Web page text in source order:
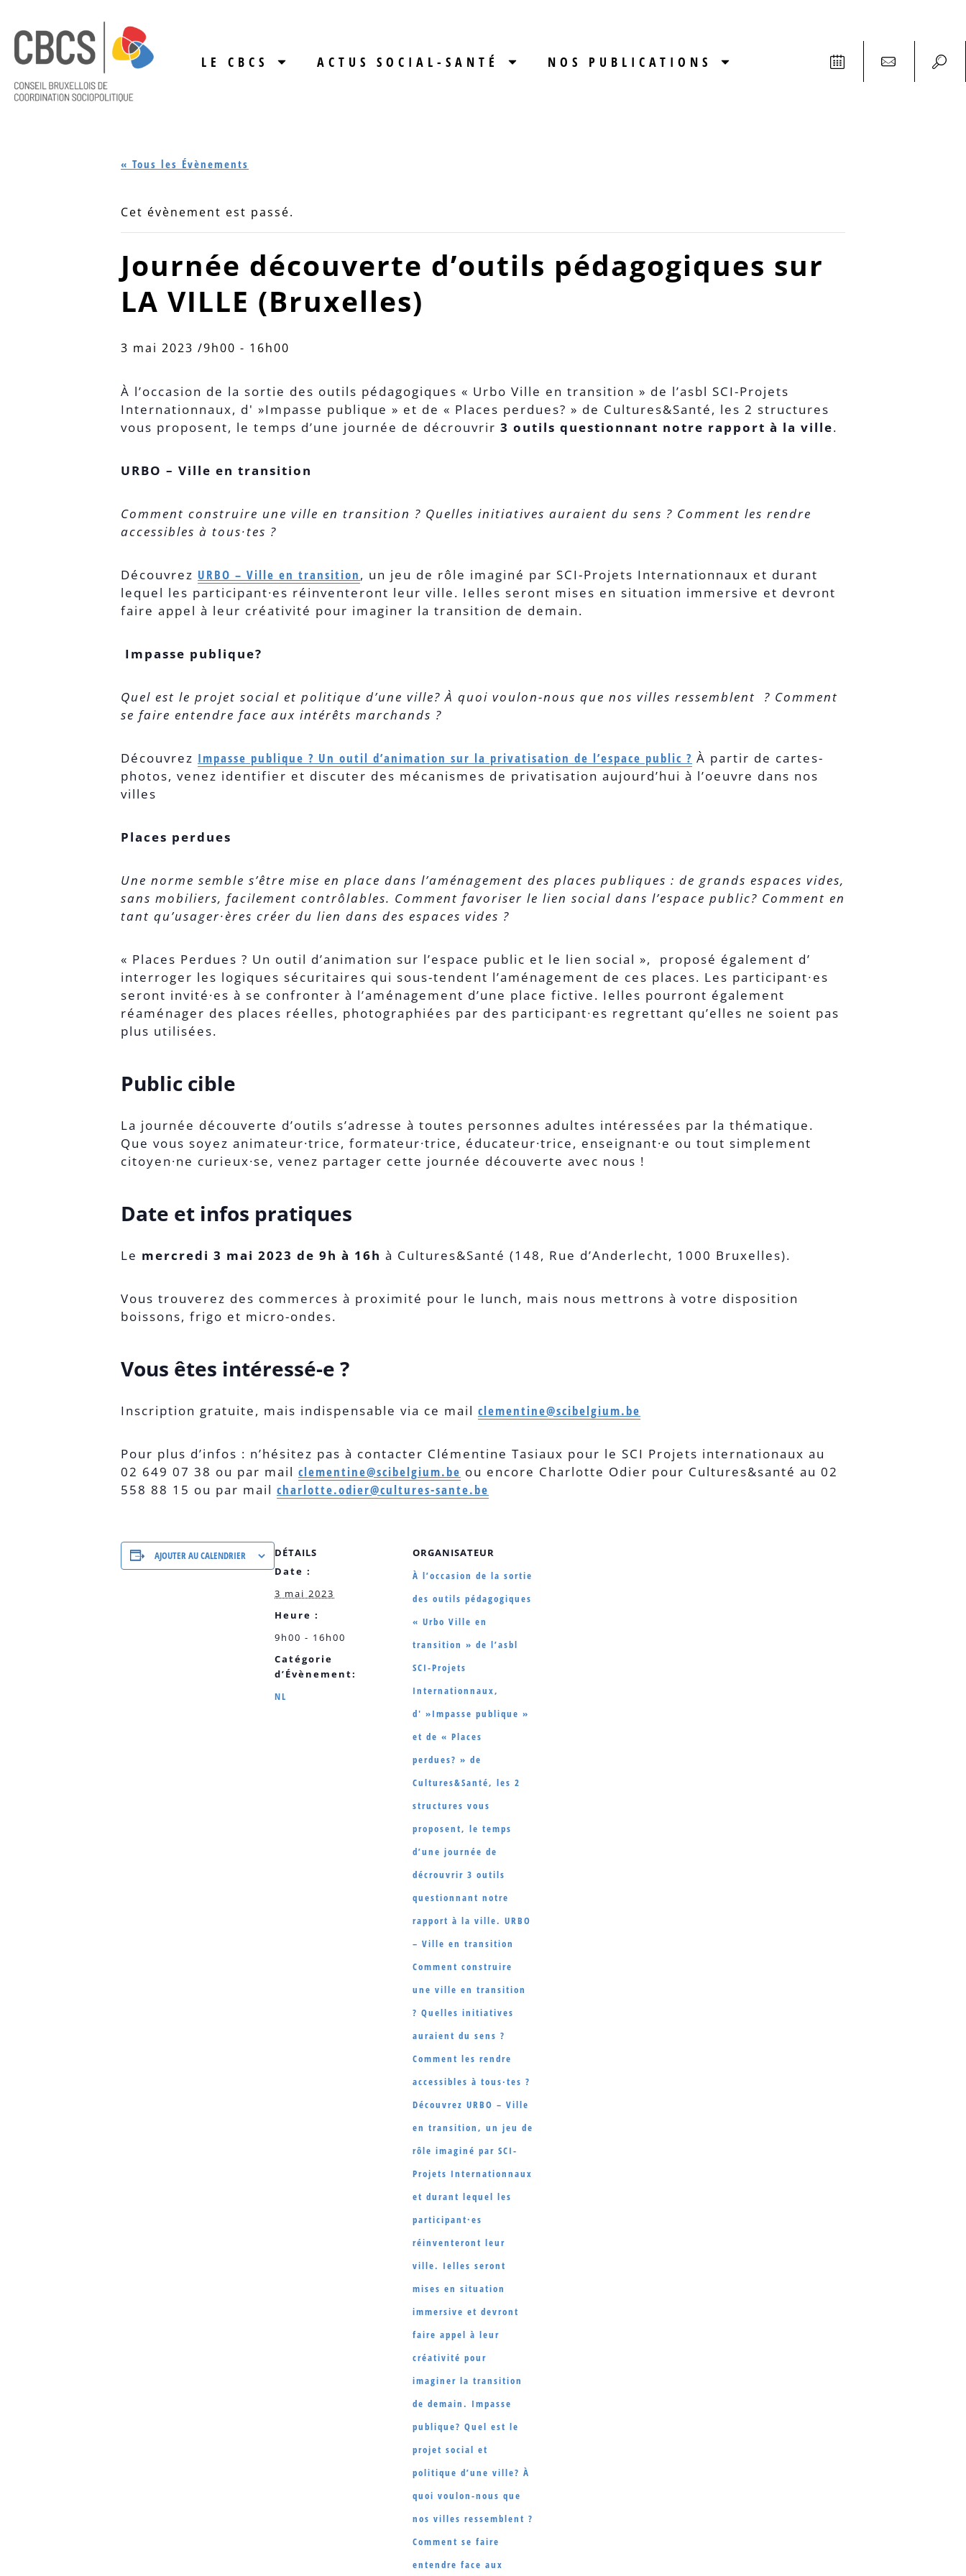
LE CBCS ACTUS SOCIAL-SANTÉ NOS PUBLICATIONS
« Tous les Évènements
Cet évènement est passé.
Journée découverte d’outils pédagogiques sur
LA VILLE (Bruxelles)
3 mai 2023 /9h00 - 16h00
À l’occasion de la sortie des outils pédagogiques « Urbo Ville en transition » de l’asbl SCI-Projets
Internationnaux, d' »Impasse publique » et de « Places perdues? » de Cultures&Santé, les 2 structures
vous proposent, le temps d’une journée de décrouvrir 3 outils questionnant notre rapport à la ville.
URBO – Ville en transition
Comment construire une ville en transition ? Quelles initiatives auraient du sens ? Comment les rendre
accessibles à tous∙tes ?
Découvrez URBO – Ville en transition, un jeu de rôle imaginé par SCI-Projets Internationnaux et durant
lequel les participant·es réinventeront leur ville. Ielles seront mises en situation immersive et devront
faire appel à leur créativité pour imaginer la transition de demain.
Impasse publique?
Quel est le projet social et politique d’une ville? À quoi voulon-nous que nos villes ressemblent ? Comment
se faire entendre face aux intérêts marchands ?
Découvrez Impasse publique ? Un outil d’animation sur la privatisation de l’espace public ? À partir de cartes-
photos, venez identifier et discuter des mécanismes de privatisation aujourd’hui à l’oeuvre dans nos
villes
Places perdues
Une norme semble s’être mise en place dans l’aménagement des places publiques : de grands espaces vides,
sans mobiliers, facilement contrôlables. Comment favoriser le lien social dans l’espace public? Comment en
tant qu’usager∙ères créer du lien dans des espaces vides ?
« Places Perdues ? Un outil d’animation sur l’espace public et le lien social », proposé également d’
interroger les logiques sécuritaires qui sous-tendent l’aménagement de ces places. Les participant∙es
seront invité·es à se confronter à l’aménagement d’une place fictive. Ielles pourront également
réaménager des places réelles, photographiées par des participant∙es regrettant qu’elles ne soient pas
plus utilisées.
Public cible
La journée découverte d’outils s’adresse à toutes personnes adultes intéressées par la thématique.
Que vous soyez animateur·trice, formateur·trice, éducateur·trice, enseignant·e ou tout simplement
citoyen·ne curieux·se, venez partager cette journée découverte avec nous !
Date et infos pratiques
Le mercredi 3 mai 2023 de 9h à 16h à Cultures&Santé (148, Rue d’Anderlecht, 1000 Bruxelles).
Vous trouverez des commerces à proximité pour le lunch, mais nous mettrons à votre disposition
boissons, frigo et micro-ondes.
Vous êtes intéressé-e ?
Inscription gratuite, mais indispensable via ce mail clementine@scibelgium.be
Pour plus d’infos : n’hésitez pas à contacter Clémentine Tasiaux pour le SCI Projets internationaux au
02 649 07 38 ou par mail clementine@scibelgium.be ou encore Charlotte Odier pour Cultures&santé au 02
558 88 15 ou par mail charlotte.odier@cultures-sante.be
AJOUTER AU CALENDRIER
DÉTAILS
Date :
3 mai 2023
Heure :
9h00 - 16h00
Catégorie
d’Évènement:
NL
ORGANISATEUR
À l’occasion de la sortie
des outils pédagogiques
« Urbo Ville en
transition » de l’asbl
SCI-Projets
Internationnaux,
d' »Impasse publique »
et de « Places
perdues? » de
Cultures&Santé, les 2
structures vous
proposent, le temps
d’une journée de
décrouvrir 3 outils
questionnant notre
rapport à la ville. URBO
– Ville en transition
Comment construire
une ville en transition
? Quelles initiatives
auraient du sens ?
Comment les rendre
accessibles à tous∙tes ?
Découvrez URBO – Ville
en transition, un jeu de
rôle imaginé par SCI-
Projets Internationnaux
et durant lequel les
participant·es
réinventeront leur
ville. Ielles seront
mises en situation
immersive et devront
faire appel à leur
créativité pour
imaginer la transition
de demain. Impasse
publique? Quel est le
projet social et
politique d’une ville? À
quoi voulon-nous que
nos villes ressemblent ?
Comment se faire
entendre face aux